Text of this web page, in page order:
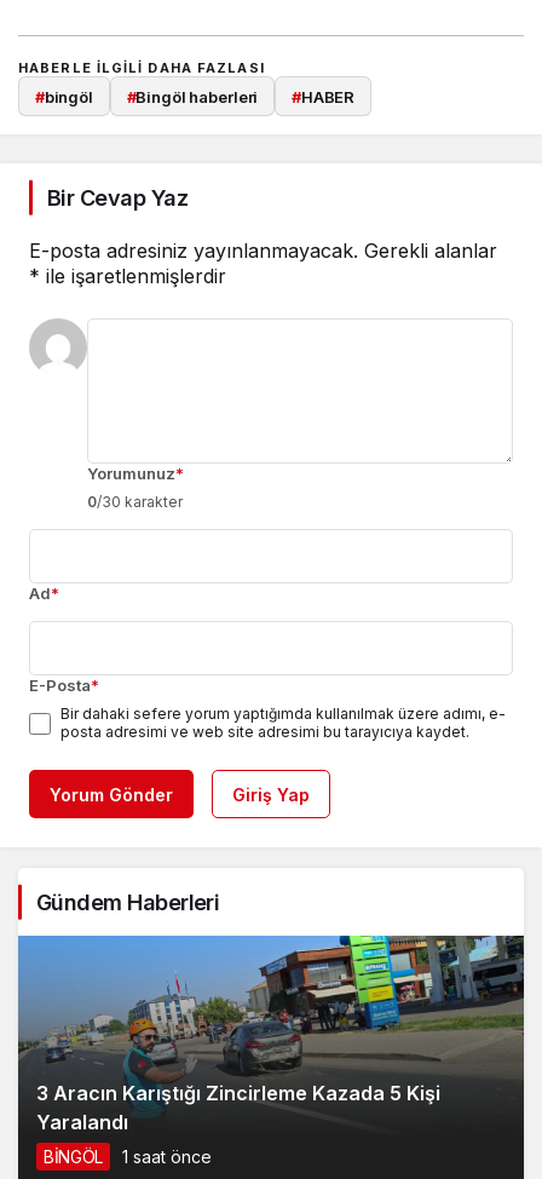
HABERLE ILGILI DAHA FAZLASI
#bingöl #Bingöl haberleri #HABER
Bir Cevap Yaz
E-posta adresiniz yayınlanmayacak. Gerekli alanlar
* ile işaretlenmişlerdir
Yorumunuz*
0/30 karakter
Ad*
E-Posta*
Bir dahaki sefere yorum yaptığımda kullanılmak üzere adımı, e-
posta adresimi ve web site adresimi bu tarayıcıya kaydet.
Yorum Gönder Giriş Yap
Gündem Haberleri
3 Aracın Karıştığı Zincirleme Kazada 5 Kişi
Yaralandı
BİNGÖL 1 saat önce